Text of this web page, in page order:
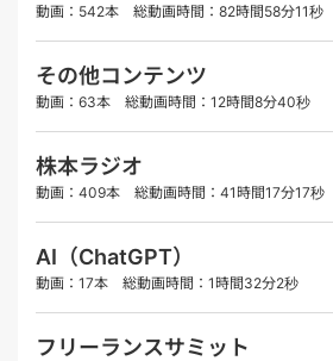
動画：542本 総動画時間：82時間58分11秒
その他コンテンツ
動画：63本 総動画時間：12時間8分40秒
株本ラジオ
動画：409本 総動画時間：41時間17分17秒
AI（ChatGPT）
動画：17本 総動画時間：1時間32分2秒
フリーランスサミット